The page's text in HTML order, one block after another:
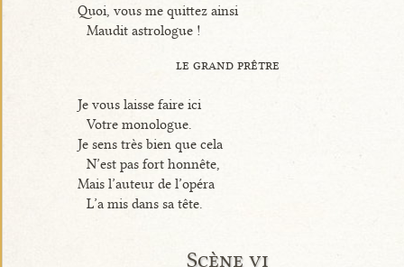
Quoi, vous me quittez ainsi
Maudit astrologue !
le grand prêtre
Je vous laisse faire ici
Votre monologue.
Je sens très bien que cela
N’est pas fort honnête,
Mais l’auteur de l’opéra
L’a mis dans sa tête.
Scène vi